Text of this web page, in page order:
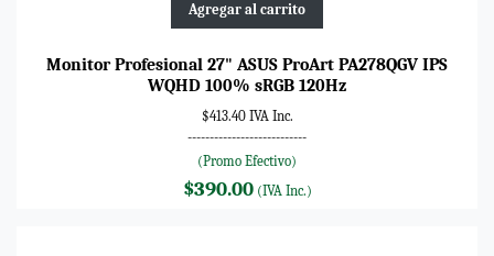
Agregar al carrito
Monitor Profesional 27" ASUS ProArt PA278QGV IPS
WQHD 100% sRGB 120Hz
$413.40 IVA Inc.
---------------------------
(Promo Efectivo)
$390.00(IVA Inc.)